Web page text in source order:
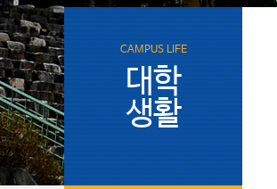
CAMPUS LIFE
대학
생활